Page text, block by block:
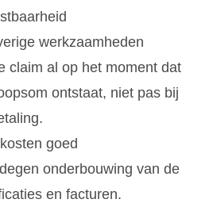
werkzaamheden
claim al op het moment dat
ontstaat, niet pas bij
goed
onderbouwing van de
en facturen.